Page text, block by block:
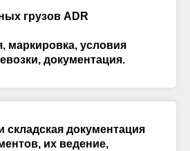
грузов ADR
маркировка, условия
документация.
складская документация
их ведение,